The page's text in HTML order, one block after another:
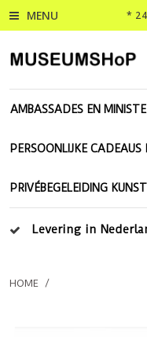
MENU *
AMBASSADES EN
PERSOONLIJKE CADEAUS
PRIVÉBEGELEIDING
Levering in
HOME /